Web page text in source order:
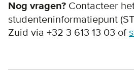
Nog vragen? Contacteer
studenteninformatiepunt
Zuid via +32 3 613 13 03 of